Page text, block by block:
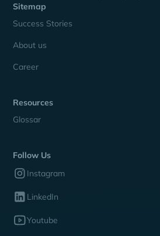
Sitemap
Success Stories
About us
Career
Resources
Glossar
Follow Us
Instagram
LinkedIn
Youtube